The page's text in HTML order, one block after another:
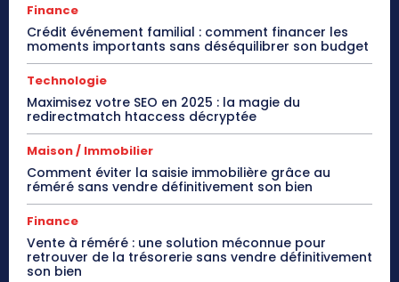
Finance
Crédit événement familial : comment financer les
moments importants sans déséquilibrer son budget
Technologie
Maximisez votre SEO en 2025 : la magie du
redirectmatch htaccess décryptée
Maison / Immobilier
Comment éviter la saisie immobilière grâce au
réméré sans vendre définitivement son bien
Finance
Vente à réméré : une solution méconnue pour
retrouver de la trésorerie sans vendre définitivement
son bien